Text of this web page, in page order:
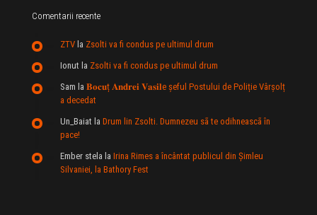
Comentarii recente
ZTV la Zsolti va fi condus pe ultimul drum
Ionut la Zsolti va fi condus pe ultimul drum
Sam la 𝐁𝐨𝐜𝐮ț 𝐀𝐧𝐝𝐫𝐞𝐢 𝐕𝐚𝐬𝐢𝐥e şeful Postului de Poliție Vârșolț
a decedat
Un_Baiat la Drum lin Zsolti. Dumnezeu sã te odihneascã în
pace!
Ember stela la Irina Rimes a încântat publicul din Şimleu
Silvaniei, la Bathory Fest